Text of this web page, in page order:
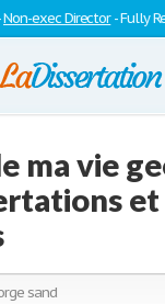
Non-exec Director- Fully
ma vie
et